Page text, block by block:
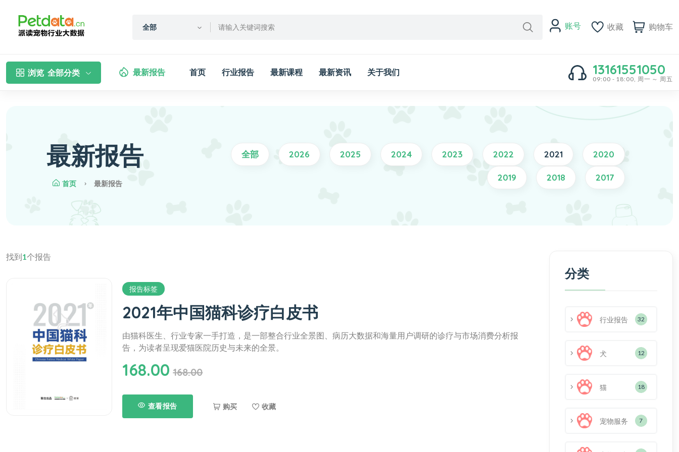
全部 账号 收藏 购物车
浏览 全部分类 最新报告 首页 行业报告 最新课程 最新资讯 关于我们 13161551050
09:00 - 18:00, 周一 ～ 周五
最新报告
首页 最新报告
全部 2026 2025 2024 2023 2022 2021 2020
2019 2018 2017
找到1个报告
报告标签
2021年中国猫科诊疗白皮书
由猫科医生、行业专家一手打造，是一部整合行业全景图、病历大数据和海量用户调研的诊疗与市场消费分析报
告，为读者呈现爱猫医院历史与未来的全景。
168.00 168.00
查看报告 购买 收藏
分类
行业报告 32
犬 12
猫 18
宠物服务 7